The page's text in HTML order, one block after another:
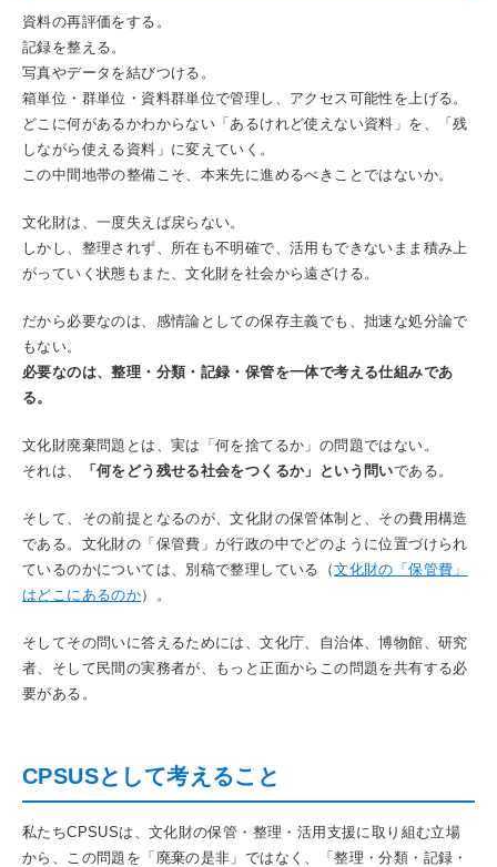
資料の再評価をする。
記録を整える。
写真やデータを結びつける。
箱単位・群単位・資料群単位で管理し、アクセス可能性を上げる。
どこに何があるかわからない「あるけれど使えない資料」を、「残
しながら使える資料」に変えていく。
この中間地帯の整備こそ、本来先に進めるべきことではないか。
文化財は、一度失えば戻らない。
しかし、整理されず、所在も不明確で、活用もできないまま積み上
がっていく状態もまた、文化財を社会から遠ざける。
だから必要なのは、感情論としての保存主義でも、拙速な処分論で
もない。
必要なのは、整理・分類・記録・保管を一体で考える仕組みであ
る。
文化財廃棄問題とは、実は「何を捨てるか」の問題ではない。
それは、
「何をどう残せる社会をつくるか」という問いである。
そして、その前提となるのが、文化財の保管体制と、その費用構造
である。文化財の「保管費」が行政の中でどのように位置づけられ
ているのかについては、別稿で整理している（文化財の「保管費」
はどこにあるのか）。
そしてその問いに答えるためには、文化庁、自治体、博物館、研究
者、そして民間の実務者が、もっと正面からこの問題を共有する必
要がある。
CPSUSとして考えること
私たちCPSUSは、文化財の保管・整理・活用支援に取り組む立場
から、この問題を「廃棄の是非」ではなく、「整理・分類・記録・